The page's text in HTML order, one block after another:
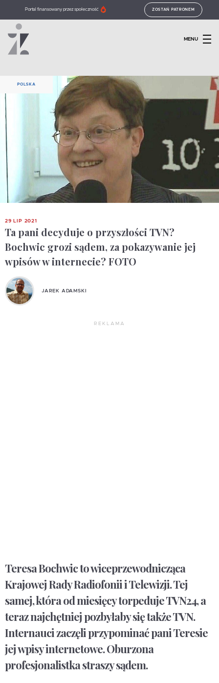
Portal finansowany przez społeczność ZOSTAŃ PATRONEM
MENU
POLSKA
29 LIP 2021
Ta pani decyduje o przyszłości TVN?
Bochwic grozi sądem, za pokazywanie jej
wpisów w internecie? FOTO
JAREK ADAMSKI
REKLAMA
Teresa Bochwic to wiceprzewodnicząca
Krajowej Rady Radiofonii i Telewizji. Tej
samej, która od miesięcy torpeduje TVN24, a
teraz najchętniej pozbyłaby się także TVN.
Internauci zaczęli przypominać pani Teresie
jej wpisy internetowe. Oburzona
profesjonalistka straszy sądem.